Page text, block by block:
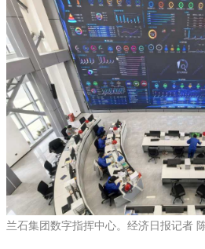
兰石集团数字指挥中心。经济日报记者